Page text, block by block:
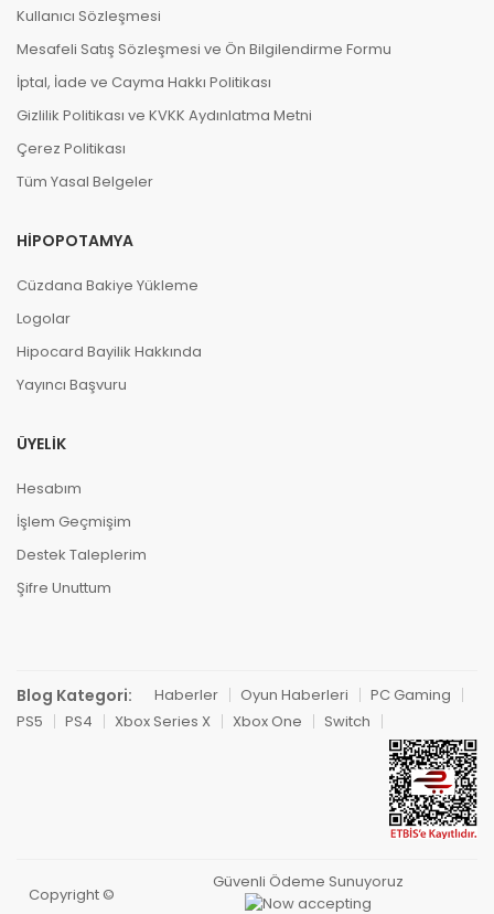
Kullanıcı Sözleşmesi
Mesafeli Satış Sözleşmesi ve Ön Bilgilendirme Formu
İptal, İade ve Cayma Hakkı Politikası
Gizlilik Politikası ve KVKK Aydınlatma Metni
Çerez Politikası
Tüm Yasal Belgeler
HIPOPOTAMYA
Cüzdana Bakiye Yükleme
Logolar
Hipocard Bayilik Hakkında
Yayıncı Başvuru
ÜYELIK
Hesabım
İşlem Geçmişim
Destek Taleplerim
Şifre Unuttum
Blog Kategori: Haberler Oyun Haberleri
PC Gaming
PS5
PS4 Xbox Series X Xbox One Switch
Copyright ©
Güvenli Ödeme Sunuyoruz